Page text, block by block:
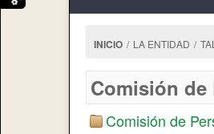
INICIO / LA ENTIDAD /
Comisión de
Comisión de